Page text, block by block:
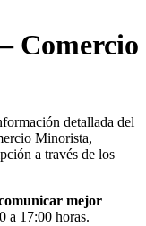
Comercio
detallada del
Minorista,
a través de los
mejor
a 17:00 horas.